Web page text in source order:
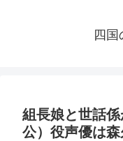
四
組長娘と世話
公）役声優は